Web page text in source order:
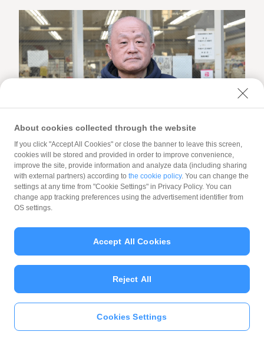
顧客単価176％！老舗スーパーの給料日前を狙った
電話取材 小売 関東
シニアオーナー向け
PayPayクーポン
About cookies collected through the website
If you click "Accept All Cookies" or close the banner to leave this screen,
cookies will be stored and provided in order to improve convenience,
improve the site, provide information and analyze data (including sharing
with external partners) according to the cookie policy. You can change the
settings at any time from "Cookie Settings" in Privacy Policy. You can
change app tracking preferences using the advertisement identifier from
OS settings.
Cookies Settings
Reject All
Accept All Cookies